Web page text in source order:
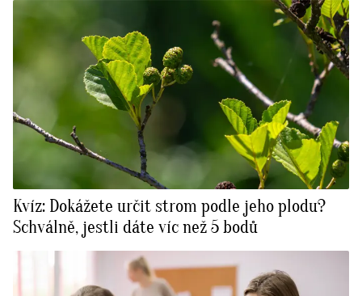
Kvíz: Dokážete určit strom podle jeho plodu?
Schválně, jestli dáte víc než 5 bodů